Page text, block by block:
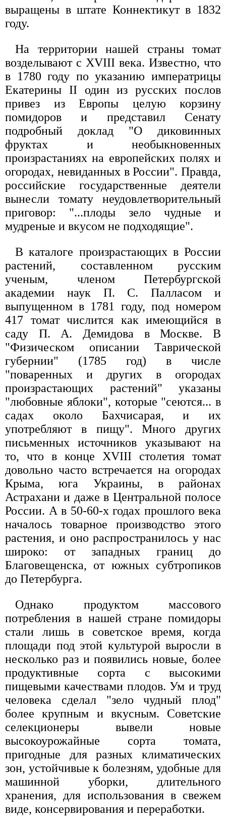
выращены в штате Коннектикут в 1832
году.
На территории нашей страны томат
возделывают с XVIII века. Известно, что
в 1780 году по указанию императрицы
Екатерины II один из русских послов
привез из Европы целую корзину
помидоров и представил Сенату
подробный доклад "О диковинных
фруктах и необыкновенных
произрастаниях на европейских полях и
огородах, невиданных в России". Правда,
российские государственные деятели
вынесли томату неудовлетворительный
приговор: "...плоды зело чудные и
мудреные и вкусом не подходящие".
В каталоге произрастающих в России
растений, составленном русским
ученым, членом Петербургской
академии наук П. С. Палласом и
выпущенном в 1781 году, под номером
417 томат числится как имеющийся в
саду П. А. Демидова в Москве. В
"Физическом описании Таврической
губернии" (1785 год) в числе
"поваренных и других в огородах
произрастающих растений" указаны
"любовные яблоки", которые "сеются... в
садах около Бахчисарая, и их
употребляют в пищу". Много других
письменных источников указывают на
то, что в конце XVIII столетия томат
довольно часто встречается на огородах
Крыма, юга Украины, в районах
Астрахани и даже в Центральной полосе
России. А в 50-60-х годах прошлого века
началось товарное производство этого
растения, и оно распространилось у нас
широко: от западных границ до
Благовещенска, от южных субтропиков
до Петербурга.
Однако продуктом массового
потребления в нашей стране помидоры
стали лишь в советское время, когда
площади под этой культурой выросли в
несколько раз и появились новые, более
продуктивные сорта с высокими
пищевыми качествами плодов. Ум и труд
человека сделал "зело чудный плод"
более крупным и вкусным. Советские
селекционеры вывели новые
высокоурожайные сорта томата,
пригодные для разных климатических
зон, устойчивые к болезням, удобные для
машинной уборки, длительного
хранения, для использования в свежем
виде, консервирования и переработки.